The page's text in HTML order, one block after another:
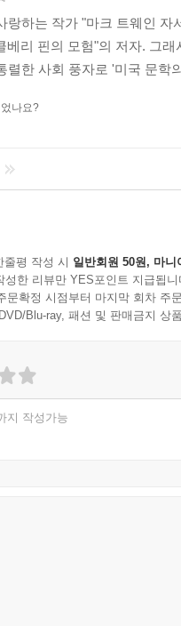
랑하는 작가 "마크 트웨인
베리 핀의 모험"의 저자. 그
렬한 사회 풍자로 '미국 문
나요?
줄평 작성 시 일반회원 50원, 마니
성한 리뷰만 YES포인트 지급됩니
문확정 시점부터 마지막 회차 주
Blu-ray, 패션 및 판매금지 상
지 작성가능